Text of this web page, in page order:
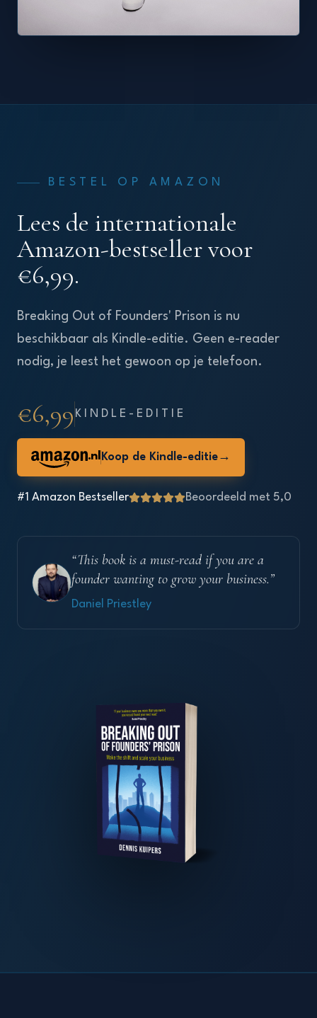
BESTEL OP AMAZON
Lees de internationale
Amazon-bestseller voor
€6,99.
Breaking Out of Founders' Prison is nu
beschikbaar als Kindle-editie. Geen e-reader
nodig, je leest het gewoon op je telefoon.
€6,99 KINDLE-EDITIE
.nl Koop de Kindle-editie→
#1 Amazon Bestseller Beoordeeld met 5,0
“This book is a must-read if you are a
founder wanting to grow your business.”
Daniel Priestley